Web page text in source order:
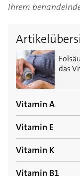
Ihrem
das
Folsäure in der
Vitamin A
Vitamin A:
Vitamin-A-
Vitamin E
Vitamin E für
Produkt?
Vitamin K
Vitamin B1